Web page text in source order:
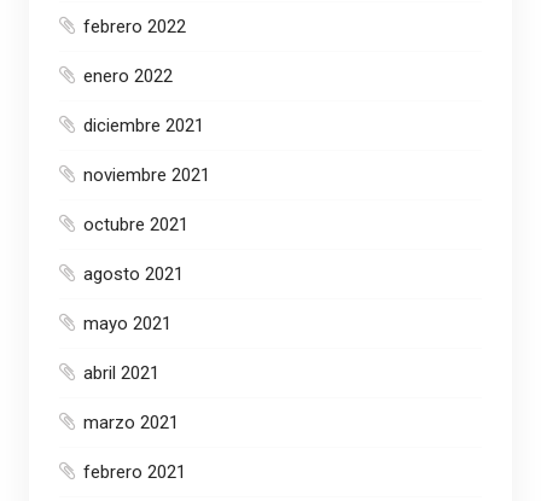
febrero 2022
enero 2022
diciembre 2021
noviembre 2021
octubre 2021
agosto 2021
mayo 2021
abril 2021
marzo 2021
febrero 2021